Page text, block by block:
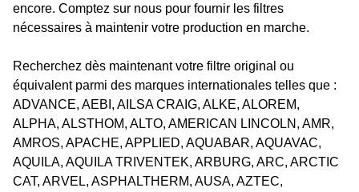
encore. Comptez sur nous pour fournir les filtres
nécessaires à maintenir votre production en marche.
Recherchez dès maintenant votre filtre original ou
équivalent parmi des marques internationales telles que :
ADVANCE, AEBI, AILSA CRAIG, ALKE, ALOREM,
ALPHA, ALSTHOM, ALTO, AMERICAN LINCOLN, AMR,
AMROS, APACHE, APPLIED, AQUABAR, AQUAVAC,
AQUILA, AQUILA TRIVENTEK, ARBURG, ARC, ARCTIC
CAT, ARVEL, ASPHALTHERM, AUSA, AZTEC,